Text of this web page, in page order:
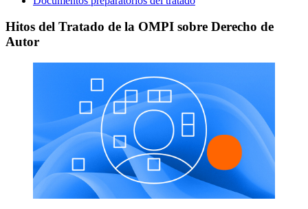
Hitos del Tratado de la OMPI sobre Derecho de
Autor